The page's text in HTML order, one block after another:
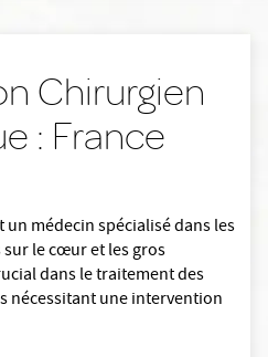
Chirurgien
: France
médecin spécialisé dans les
le cœur et les gros
dans le traitement des
nécessitant une intervention